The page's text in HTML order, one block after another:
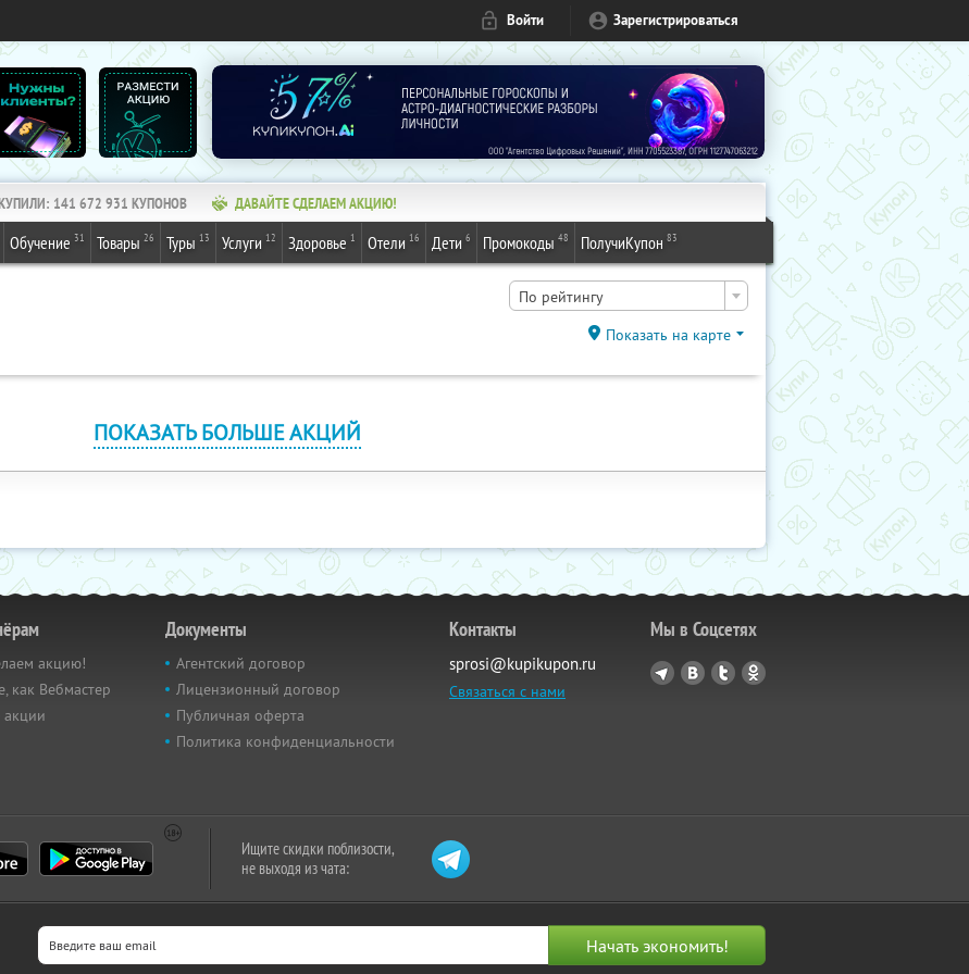
Войти Зарегистрироваться
141 672 931 КУПОНОВ ДАВАЙТЕ СДЕЛАЕМ АКЦИЮ!
Обучение 31 Товары 26 Туры 13 Услуги 12 Здоровье 1 Отели 16 Дети 6 Промокоды 48 ПолучиКупон 83
По рейтингу
Показать на карте
ПОКАЗАТЬ БОЛЬШЕ АКЦИЙ
акцию!
как Вебмастер
Документы
Агентский договор
Лицензионный договор
Публичная оферта
Политика конфиденциальности
Контакты
sprosi@kupikupon.ru
Связаться с нами
Мы в Соцсетях
Ищите скидки поблизости,
не выходя из чата: